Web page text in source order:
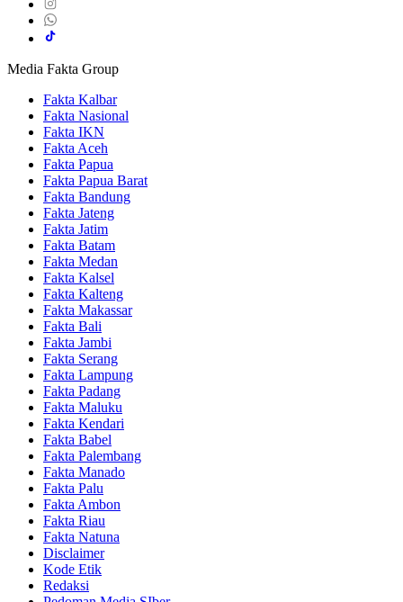
Media Fakta Group
Fakta Kalbar
Fakta Nasional
Fakta IKN
Fakta Aceh
Fakta Papua
Fakta Papua Barat
Fakta Bandung
Fakta Jateng
Fakta Jatim
Fakta Batam
Fakta Medan
Fakta Kalsel
Fakta Kalteng
Fakta Makassar
Fakta Bali
Fakta Jambi
Fakta Serang
Fakta Lampung
Fakta Padang
Fakta Maluku
Fakta Kendari
Fakta Babel
Fakta Palembang
Fakta Manado
Fakta Palu
Fakta Ambon
Fakta Riau
Fakta Natuna
Disclaimer
Kode Etik
Redaksi